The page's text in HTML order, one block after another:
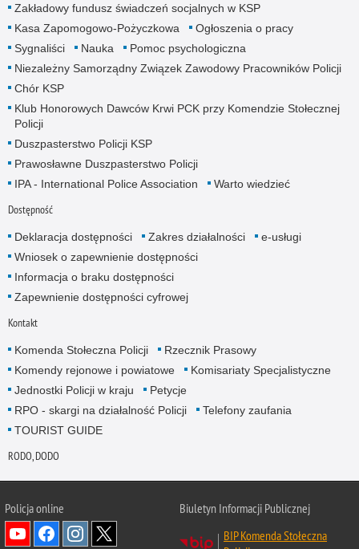
Zakładowy fundusz świadczeń socjalnych w KSP
Kasa Zapomogowo-Pożyczkowa
Ogłoszenia o pracy
Sygnaliści
Nauka
Pomoc psychologiczna
Niezależny Samorządny Związek Zawodowy Pracowników Policji
Chór KSP
Klub Honorowych Dawców Krwi PCK przy Komendzie Stołecznej
Policji
Duszpasterstwo Policji KSP
Prawosławne Duszpasterstwo Policji
IPA - International Police Association
Warto wiedzieć
Dostępność
Deklaracja dostępności Zakres działalności
e-usługi
Wniosek o zapewnienie dostępności
Informacja o braku dostępności
Zapewnienie dostępności cyfrowej
Kontakt
Komenda Stołeczna Policji
Rzecznik Prasowy
Komendy rejonowe i powiatowe
Komisariaty Specjalistyczne
Jednostki Policji w kraju
Petycje
RPO - skargi na działalność Policji
Telefony zaufania
TOURIST GUIDE
RODO, DODO
Policja online
Biuletyn Informacji Publicznej
BIP Komenda Stołeczna